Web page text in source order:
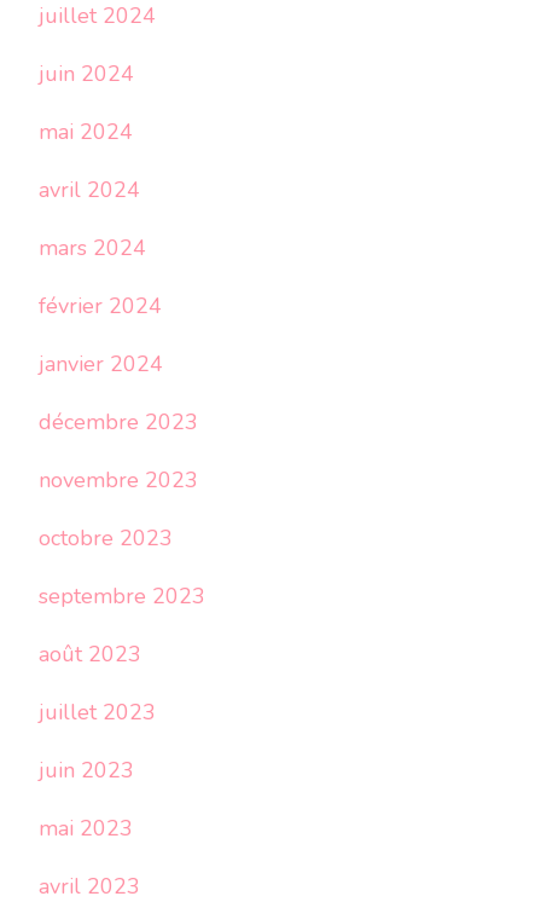
juillet 2024
juin 2024
mai 2024
avril 2024
mars 2024
février 2024
janvier 2024
décembre 2023
novembre 2023
octobre 2023
septembre 2023
août 2023
juillet 2023
juin 2023
mai 2023
avril 2023